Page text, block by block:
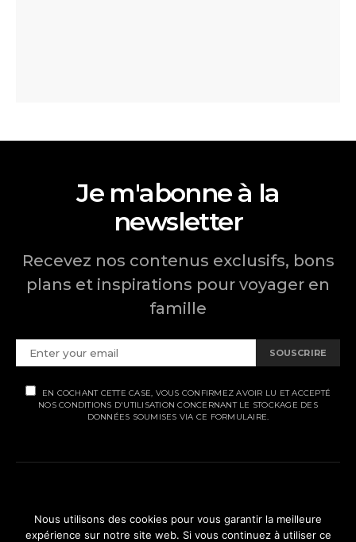
Je m'abonne à la
newsletter
Recevez nos contenus exclusifs, bons
plans et inspirations pour voyager en
famille
SOUSCRIRE
EN COCHANT CETTE CASE, VOUS CONFIRMEZ AVOIR LU ET ACCEPTÉ
NOS CONDITIONS D'UTILISATION CONCERNANT LE STOCKAGE DES
DONNÉES SOUMISES VIA CE FORMULAIRE.
MENTIONS LÉGALES
POLITIQUE DE CONFIDENTIALITÉ
Nous utilisons des cookies pour vous garantir la meilleure
expérience sur notre site web. Si vous continuez à utiliser ce